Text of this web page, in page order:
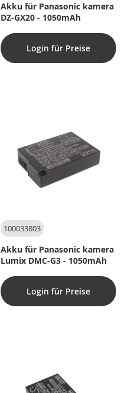
Akku für Panasonic kamera
DZ-GX20 - 1050mAh
Login für Preise
100033803
Akku für Panasonic kamera
Lumix DMC-G3 - 1050mAh
Login für Preise